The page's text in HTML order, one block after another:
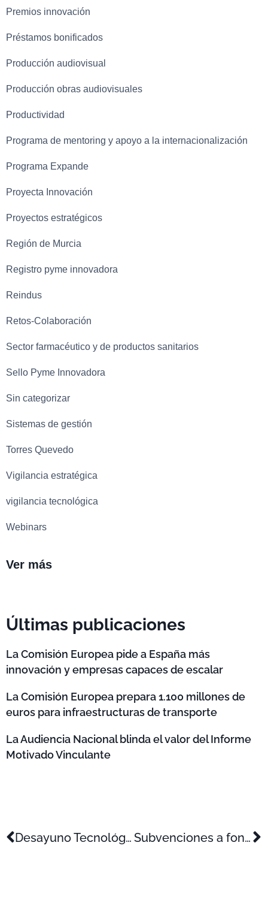
Premios innovación
Préstamos bonificados
Producción audiovisual
Producción obras audiovisuales
Productividad
Programa de mentoring y apoyo a la internacionalización
Programa Expande
Proyecta Innovación
Proyectos estratégicos
Región de Murcia
Registro pyme innovadora
Reindus
Retos-Colaboración
Sector farmacéutico y de productos sanitarios
Sello Pyme Innovadora
Sin categorizar
Sistemas de gestión
Torres Quevedo
Vigilancia estratégica
vigilancia tecnológica
Webinars
Ver más
Últimas publicaciones
La Comisión Europea pide a España más
innovación y empresas capaces de escalar
La Comisión Europea prepara 1.100 millones de
euros para infraestructuras de transporte
La Audiencia Nacional blinda el valor del Informe
Motivado Vinculante
Desayuno Tecnológico (CEEIM): Cambios legislativos en las deducciones fiscales por I+D+i Subvenciones a fondo perdido para empresas que certifiquen la I+D+i (C. Valenciana)